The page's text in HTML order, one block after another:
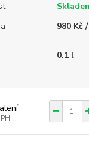
980 Kč
0.1 l